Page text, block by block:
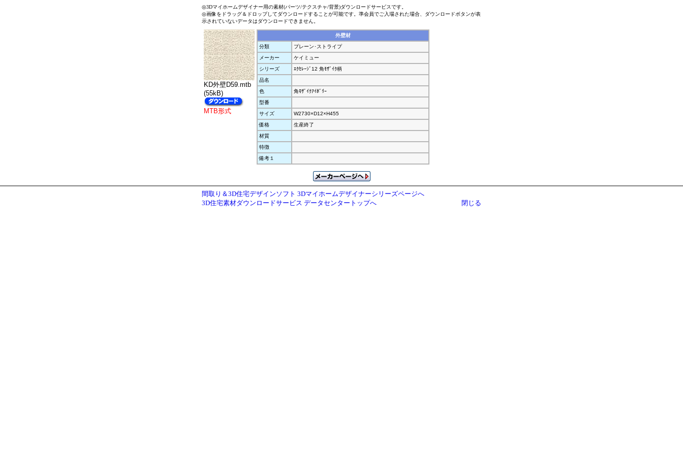
◎3Dマイホームデザイナー用の素材(パーツ/テクスチャ/背景)ダウンロードサービスです。
◎画像をドラッグ＆ドロップしてダウンロードすることが可能です。準会員でご入場された場合、ダウンロードボタンが表
示されていないデータはダウンロードできません。
KD外壁D59.mtb
(55kB)
MTB形式
外壁材
分類
プレーン･ストライプ
メーカー
ケイミュー
シリーズ
ｴｸｾﾚｰｼﾞ12 角ﾓｻﾞｲｸ柄
品名
色
角ﾓｻﾞｲｸｱｲﾎﾞﾘｰ
型番
サイズ
W2730×D12×H455
価格
生産終了
材質
特徴
備考１
間取り＆3D住宅デザインソフト 3Dマイホームデザイナーシリーズページへ
3D住宅素材ダウンロードサービス データセンタートップへ
閉じる